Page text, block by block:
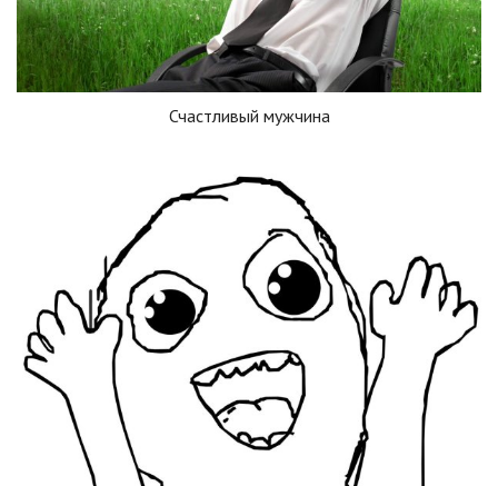
Счастливый мужчина